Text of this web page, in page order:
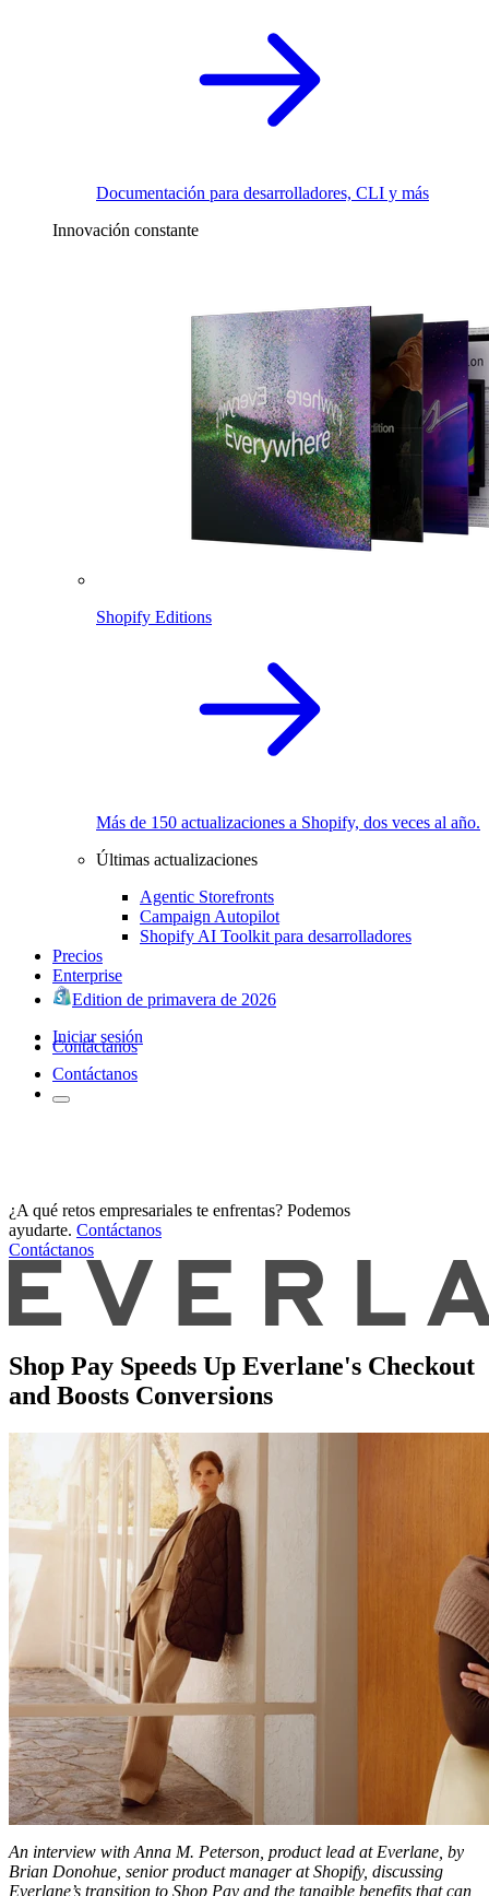
Documentación para desarrolladores, CLI y más
Innovación constante
Shopify Editions
Más de 150 actualizaciones a Shopify, dos veces al año.
Últimas actualizaciones
Agentic Storefronts
Campaign Autopilot
Shopify AI Toolkit para desarrolladores
Precios
Enterprise
Edition de primavera de 2026
Iniciar sesión
Contáctanos
Contáctanos
¿A qué retos empresariales te enfrentas? Podemos
ayudarte. Contáctanos
Contáctanos
Shop Pay Speeds Up Everlane's Checkout
and Boosts Conversions
An interview with Anna M. Peterson, product lead at Everlane, by
Brian Donohue, senior product manager at Shopify, discussing
Everlane’s transition to Shop Pay and the tangible benefits that can